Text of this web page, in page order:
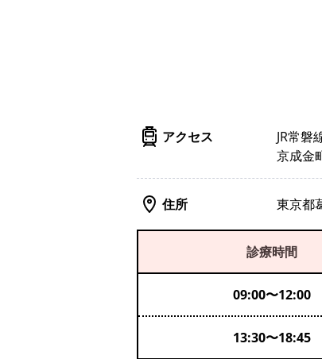
アクセス
JR常磐
京成金
住所 東京都
診療時間
09:00〜12:00
13:30〜18:45